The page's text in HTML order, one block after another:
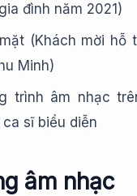
đình năm 2021)
(Khách mời hỗ
Minh)
trình âm nhạc
sĩ biểu diễn
âm nhạc